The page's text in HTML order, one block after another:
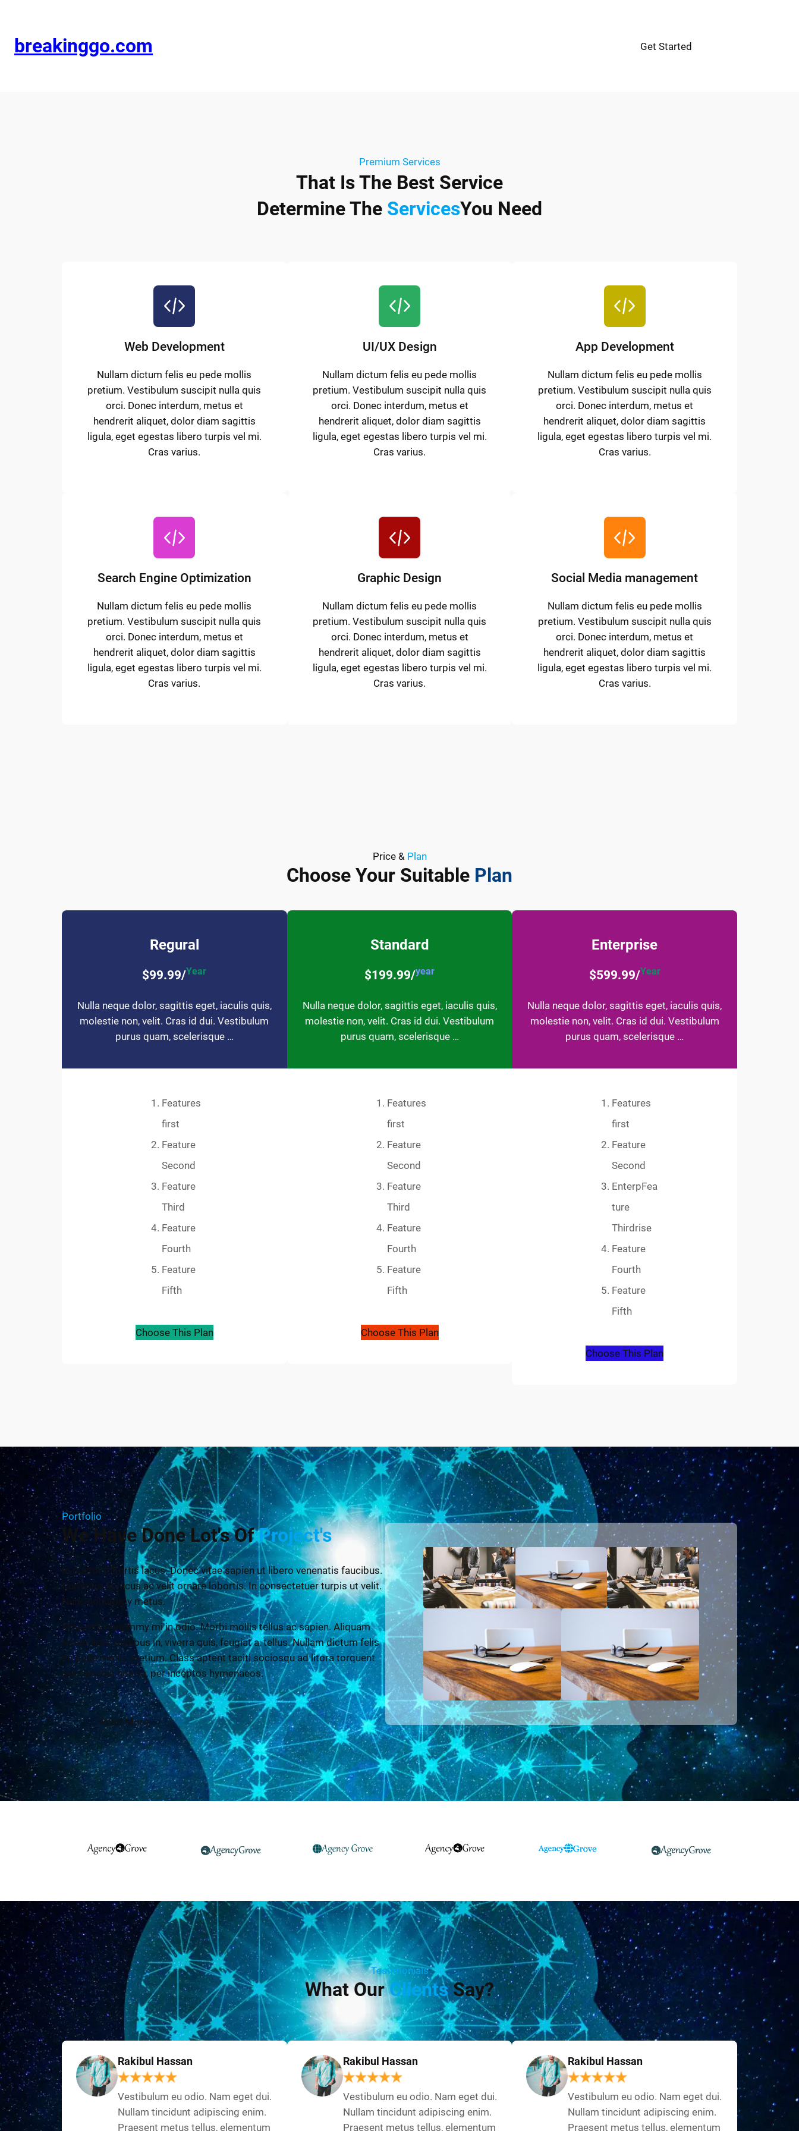
breakinggo.com Get Started
Premium Services
That Is The Best Service
Determine The ServicesYou Need
Web Development
Nullam dictum felis eu pede mollis
pretium. Vestibulum suscipit nulla quis
orci. Donec interdum, metus et
hendrerit aliquet, dolor diam sagittis
ligula, eget egestas libero turpis vel mi.
Cras varius.
UI/UX Design
Nullam dictum felis eu pede mollis
pretium. Vestibulum suscipit nulla quis
orci. Donec interdum, metus et
hendrerit aliquet, dolor diam sagittis
ligula, eget egestas libero turpis vel mi.
Cras varius.
App Development
Nullam dictum felis eu pede mollis
pretium. Vestibulum suscipit nulla quis
orci. Donec interdum, metus et
hendrerit aliquet, dolor diam sagittis
ligula, eget egestas libero turpis vel mi.
Cras varius.
Search Engine Optimization
Nullam dictum felis eu pede mollis
pretium. Vestibulum suscipit nulla quis
orci. Donec interdum, metus et
hendrerit aliquet, dolor diam sagittis
ligula, eget egestas libero turpis vel mi.
Cras varius.
Graphic Design
Nullam dictum felis eu pede mollis
pretium. Vestibulum suscipit nulla quis
orci. Donec interdum, metus et
hendrerit aliquet, dolor diam sagittis
ligula, eget egestas libero turpis vel mi.
Cras varius.
Social Media management
Nullam dictum felis eu pede mollis
pretium. Vestibulum suscipit nulla quis
orci. Donec interdum, metus et
hendrerit aliquet, dolor diam sagittis
ligula, eget egestas libero turpis vel mi.
Cras varius.
Price & Plan
Choose Your Suitable Plan
Regural
$99.99/Year
Nulla neque dolor, sagittis eget, iaculis quis,
molestie non, velit. Cras id dui. Vestibulum
purus quam, scelerisque …
Features
first
Feature
Second
Feature
Third
Feature
Fourth
Feature
Fifth
Choose This Plan
Standard
$199.99/year
Nulla neque dolor, sagittis eget, iaculis quis,
molestie non, velit. Cras id dui. Vestibulum
purus quam, scelerisque …
Features
first
Feature
Second
Feature
Third
Feature
Fourth
Feature
Fifth
Choose This Plan
Enterprise
$599.99/Year
Nulla neque dolor, sagittis eget, iaculis quis,
molestie non, velit. Cras id dui. Vestibulum
purus quam, scelerisque …
Features
first
Feature
Second
EnterpFea
ture
Thirdrise
Feature
Fourth
Feature
Fifth
Choose This Plan
Portfolio
We Have Done Lot's OfProject's
In auctor lobortis lacus. Donec vitae sapien ut libero venenatis faucibus.
Curabitur at lacus ac velit ornare lobortis. In consectetuer turpis ut velit.
Nunc nonummy metus.
Praesent nonummy mi in odio. Morbi mollis tellus ac sapien. Aliquam
lorem ante, dapibus in, viverra quis, feugiat a, tellus. Nullam dictum felis
eu pede mollis pretium. Class aptent taciti sociosqu ad litora torquent
per conubia nostra, per inceptos hymenaeos.
Read More
Testimonials
What OurClientsSay?
Rakibul Hassan
Vestibulum eu odio. Nam eget dui.
Nullam tincidunt adipiscing enim.
Praesent metus tellus, elementum
Rakibul Hassan
Vestibulum eu odio. Nam eget dui.
Nullam tincidunt adipiscing enim.
Praesent metus tellus, elementum
Rakibul Hassan
Vestibulum eu odio. Nam eget dui.
Nullam tincidunt adipiscing enim.
Praesent metus tellus, elementum